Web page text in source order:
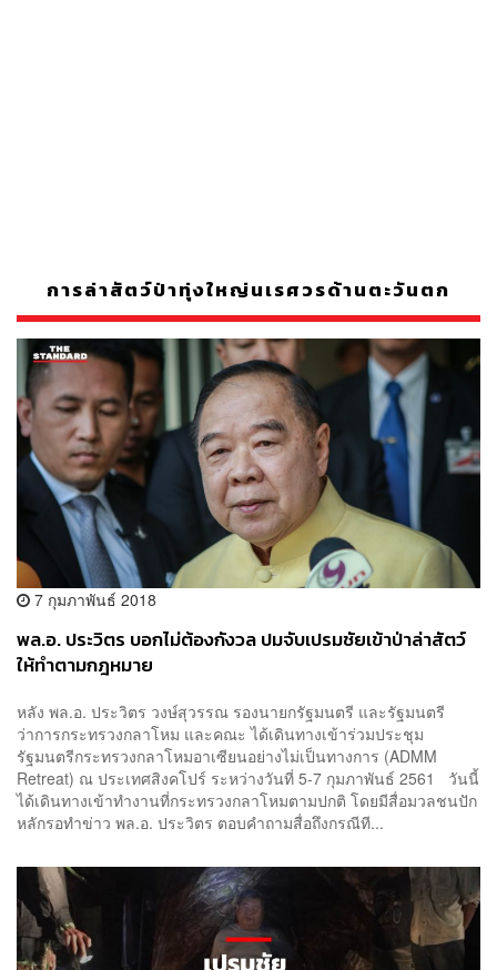
การล่าสัตว์ป่าทุ่งใหญ่นเรศวรด้านตะวันตก
7 กุมภาพันธ์ 2018
พล.อ. ประวิตร บอกไม่ต้องกังวล ปมจับเปรมชัยเข้าป่าล่าสัตว์
ให้ทำตามกฎหมาย
หลัง พล.อ. ประวิตร วงษ์สุวรรณ รองนายกรัฐมนตรี และรัฐมนตรี
ว่าการกระทรวงกลาโหม และคณะ ได้เดินทางเข้าร่วมประชุม
รัฐมนตรีกระทรวงกลาโหมอาเซียนอย่างไม่เป็นทางการ (ADMM
Retreat) ณ ประเทศสิงคโปร์ ระหว่างวันที่ 5-7 กุมภาพันธ์ 2561 วันนี้
ได้เดินทางเข้าทำงานที่กระทรวงกลาโหมตามปกติ โดยมีสื่อมวลชนปัก
หลักรอทำข่าว พล.อ. ประวิตร ตอบคำถามสื่อถึงกรณีที...